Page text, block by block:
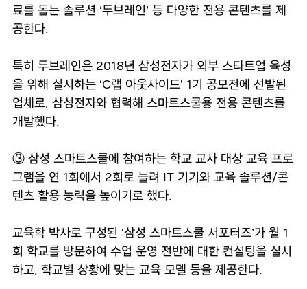
료를 돕는 솔루션 ‘두브레인’ 등 다양한 전용 콘텐츠를 제
공한다.
특히 두브레인은 2018년 삼성전자가 외부 스타트업 육성
을 위해 실시하는 ‘C랩 아웃사이드’ 1기 공모전에 선발된
업체로, 삼성전자와 협력해 스마트스쿨용 전용 콘텐츠를
개발했다.
③ 삼성 스마트스쿨에 참여하는 학교 교사 대상 교육 프로
그램을 연 1회에서 2회로 늘려 IT 기기와 교육 솔루션/콘
텐츠 활용 능력을 높이기로 했다.
교육학 박사로 구성된 ‘삼성 스마트스쿨 서포터즈’가 월 1
회 학교를 방문하여 수업 운영 전반에 대한 컨설팅을 실시
하고, 학교별 상황에 맞는 교육 모델 등을 제공한다.